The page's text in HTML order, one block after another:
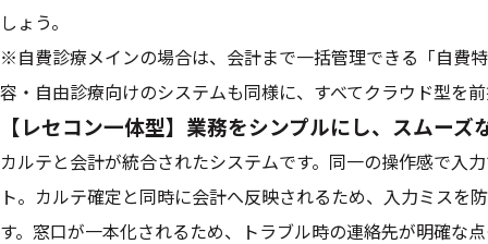
しょう。
※自費診療メインの場合は、会計まで一括管理できる「自費
容・自由診療向けのシステムも同様に、すべてクラウド型を
【レセコン一体型】業務をシンプルにし、スムーズ
カルテと会計が統合されたシステムです。同一の操作感で入
ト。カルテ確定と同時に会計へ反映されるため、入力ミスを
す。窓口が一本化されるため、トラブル時の連絡先が明確な